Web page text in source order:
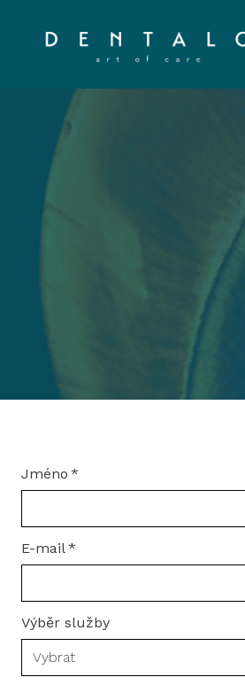
Jméno *
E-mail*
Výběr služby
Vybrat